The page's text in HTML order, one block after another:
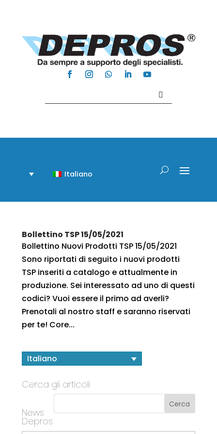
Italiano
Bollettino TSP 15/05/2021
Bollettino Nuovi Prodotti TSP 15/05/2021
Sono riportati di seguito i nuovi prodotti
TSP inseriti a catalogo e attualmente in
produzione. Sei interessato ad uno di questi
codici? Vuoi essere il primo ad averli?
Prenotali al nostro staff e saranno riservati
per te! Core...
Italiano
Cerca gli articoli
News
Depros